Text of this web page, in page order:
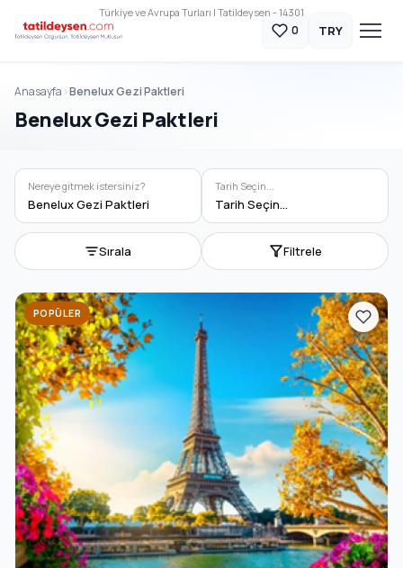
Türkiye ve Avrupa Turları | Tatildeysen - 14301
0 TRY
Anasayfa Benelux Gezi Paktleri
Benelux Gezi Paktleri
Nereye gitmek istersiniz?
Benelux Gezi Paktleri
Tarih Seçin...
Tarih Seçin...
Sırala Filtrele
POPÜLER